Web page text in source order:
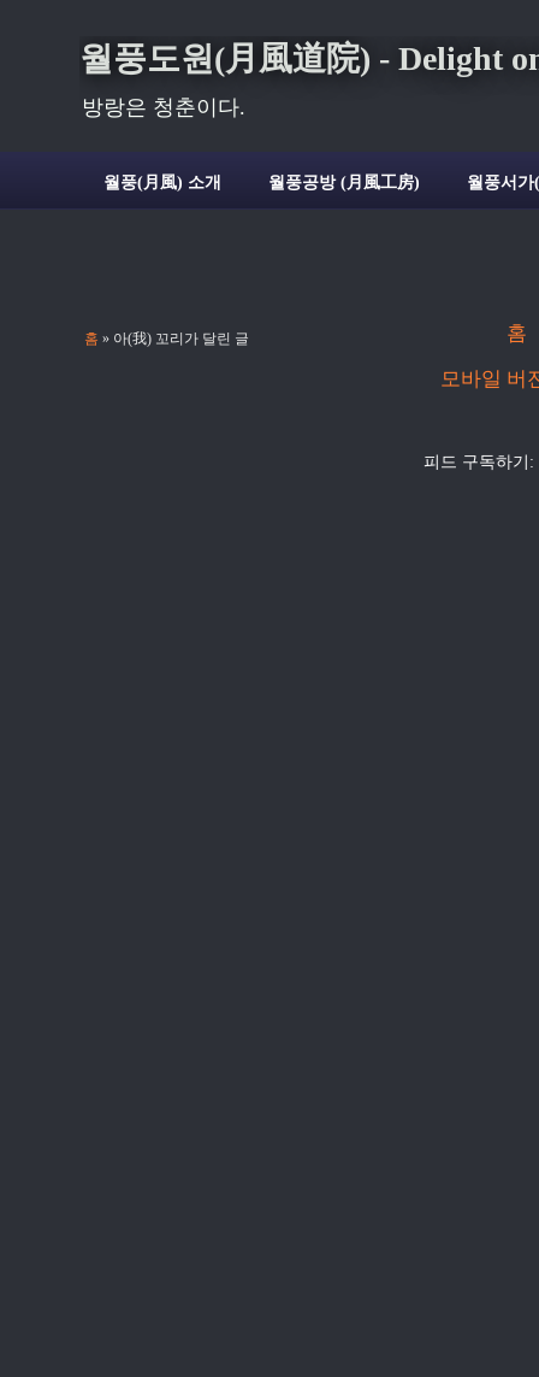
월풍도원(月風道院) - Delight
방랑은 청춘이다.
월풍(月風) 소개 월풍공방 (月風工房) 월풍서
홈 » 아(我) 꼬리가 달린 글
홈
모바일 버
피드 구독하기: